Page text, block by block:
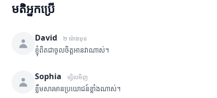
មតិអ្នកប្រើ
David ២ ម៉ោងមុន
ខ្ញុំពិតជាចូលចិត្តអានវាណាស់។
Sophia ម្សិលមិញ
ខ្លឹមសារមានប្រយោជន៍ខ្លាំងណាស់។